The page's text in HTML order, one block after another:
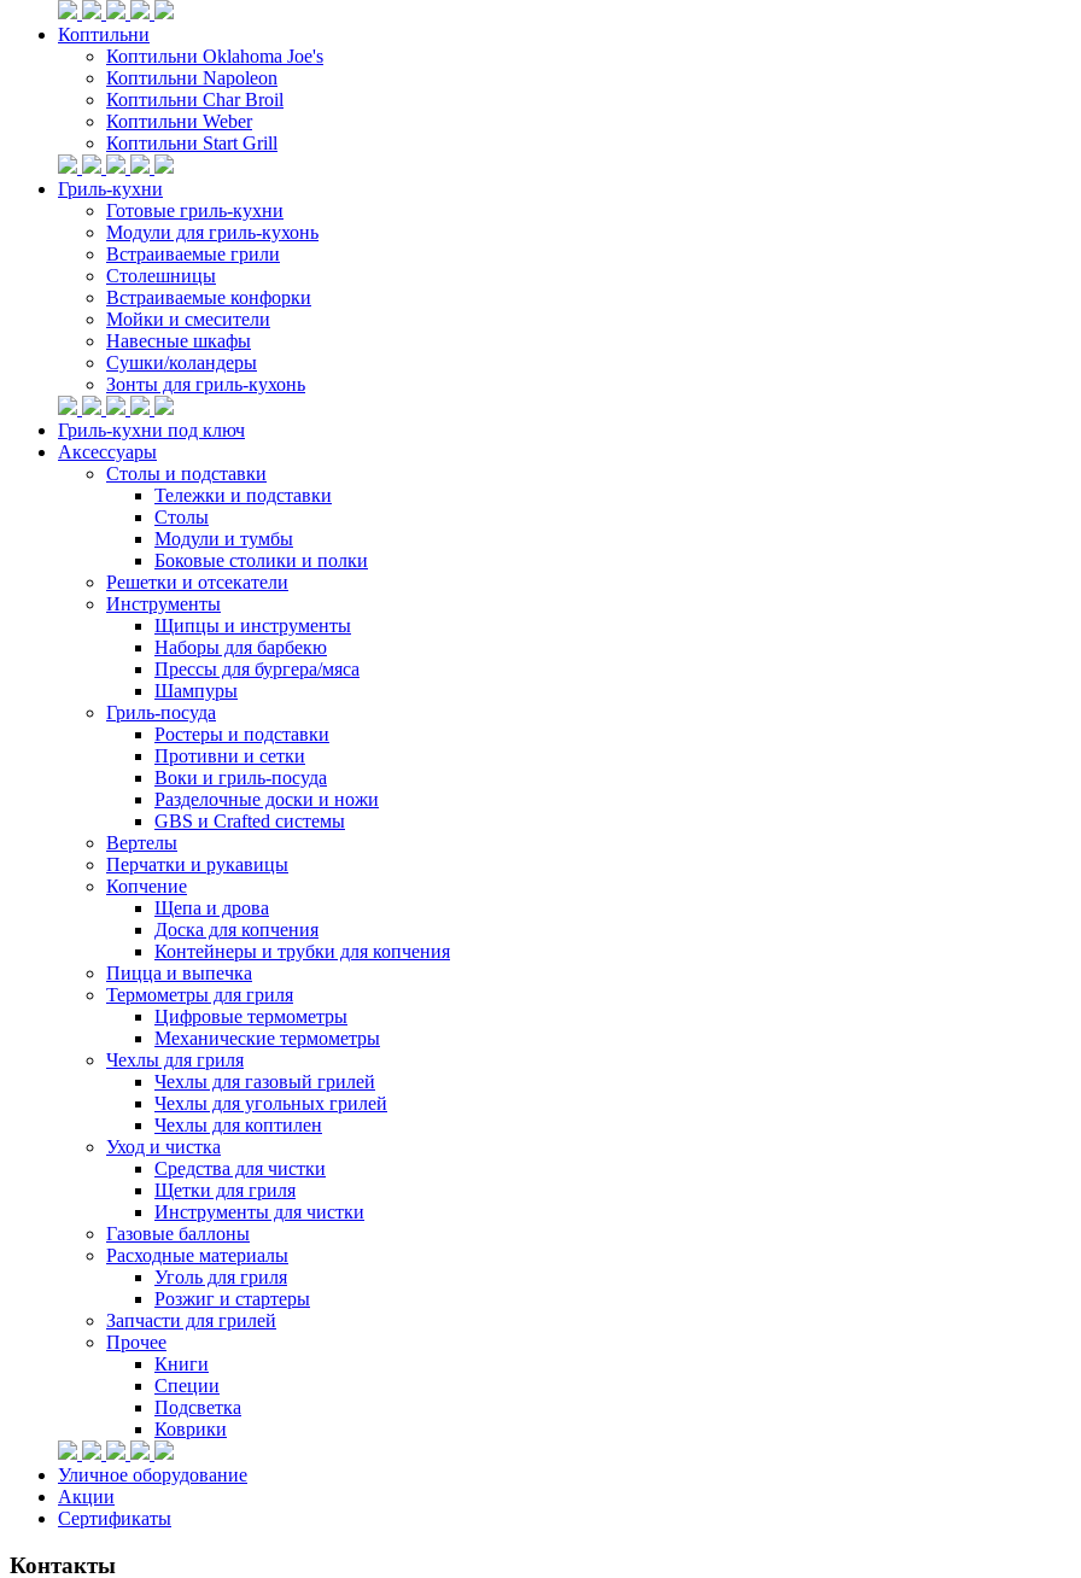
Коптильни
Коптильни Oklahoma Joe's
Коптильни Napoleon
Коптильни Char Broil
Коптильни Weber
Коптильни Start Grill
Гриль-кухни
Готовые гриль-кухни
Модули для гриль-кухонь
Встраиваемые грили
Столешницы
Встраиваемые конфорки
Мойки и смесители
Навесные шкафы
Сушки/коландеры
Зонты для гриль-кухонь
Гриль-кухни под ключ
Аксессуары
Столы и подставки
Тележки и подставки
Столы
Модули и тумбы
Боковые столики и полки
Решетки и отсекатели
Инструменты
Щипцы и инструменты
Наборы для барбекю
Прессы для бургера/мяса
Шампуры
Гриль-посуда
Ростеры и подставки
Противни и сетки
Воки и гриль-посуда
Разделочные доски и ножи
GBS и Crafted системы
Вертелы
Перчатки и рукавицы
Копчение
Щепа и дрова
Доска для копчения
Контейнеры и трубки для копчения
Пицца и выпечка
Термометры для гриля
Цифровые термометры
Механические термометры
Чехлы для гриля
Чехлы для газовый грилей
Чехлы для угольных грилей
Чехлы для коптилен
Уход и чистка
Средства для чистки
Щетки для гриля
Инструменты для чистки
Газовые баллоны
Расходные материалы
Уголь для гриля
Розжиг и стартеры
Запчасти для грилей
Прочее
Книги
Специи
Подсветка
Коврики
Уличное оборудование
Акции
Сертификаты
Контакты